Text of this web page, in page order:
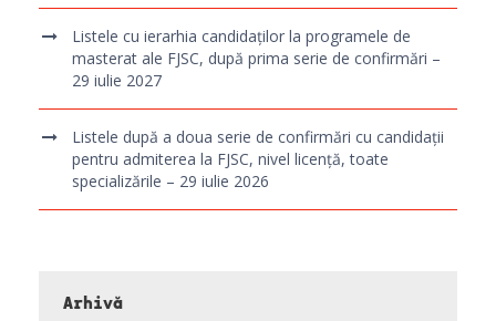
Listele cu ierarhia candidaților la programele de
masterat ale FJSC, după prima serie de confirmări –
29 iulie 2027
Listele după a doua serie de confirmări cu candidații
pentru admiterea la FJSC, nivel licență, toate
specializările – 29 iulie 2026
Arhivă